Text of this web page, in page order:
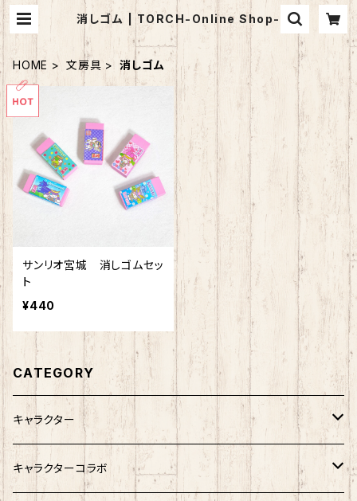
消しゴム | TORCH-Online Shop-
HOME 文房具 消しゴム
サンリオ宮城 消しゴムセッ
ト
¥440
CATEGORY
キャラクター
サンリオキャラクター
キャラクターコラボ